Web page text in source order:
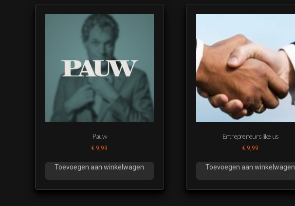
Pauw
€ 9,99
Toevoegen aan winkelwagen
Entrepreneurs like us
€ 9,99
Toevoegen aan winkelwagen